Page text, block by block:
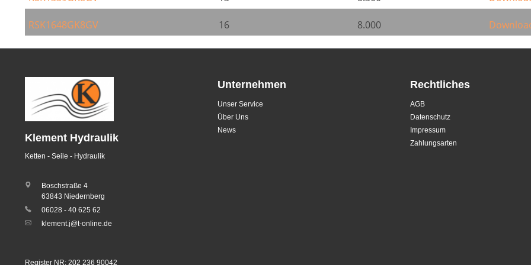
RSK1648GK8GV 16 8.000
Klement Hydraulik
Ketten - Seile - Hydraulik
Boschstraße 4
63843 Niedernberg
06028 - 40 625 62
klement.j@t-online.de
Register NR: 202 236 90042
Unternehmen
Unser Service
Über Uns
News
Rechtliches
AGB
Datenschutz
Impressum
Zahlungsarten